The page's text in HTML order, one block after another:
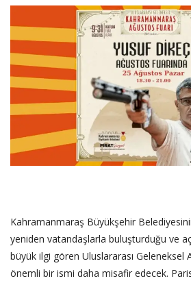
OTURUM AÇ
Kahramanmaraş Büyükşehir
yeniden vatandaşlarla buluşturduğu ve
büyük ilgi gören Uluslararası Geleneksel
önemli bir ismi daha misafir edecek.